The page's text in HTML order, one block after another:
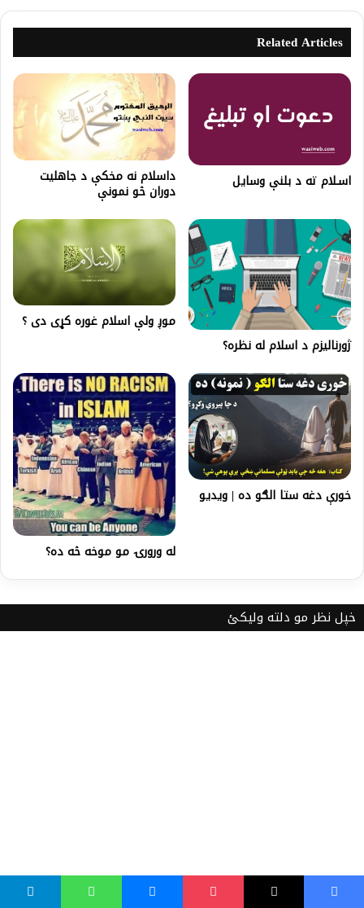
Related Articles
اسـلام ته د بلنې وسايل داسلام نه مخکې د جاهليت
دوران څو نمونې
ژورناليزم د اسلام له نظره؟
موږ ولې اسلام غوره کړی دی ؟
خورې دغه ستا الګو ده | ويديو
له ورورۍ مو موخه څه ده؟
خپل نظر مو دلته ولیکئ